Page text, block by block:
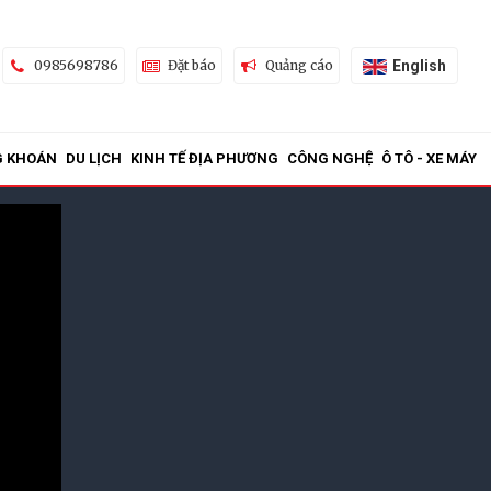
0985698786 Đặt báo Quảng cáo English
KHOÁN DU LỊCH KINH TẾ ĐỊA PHƯƠNG CÔNG NGHỆ Ô TÔ - XE MÁY